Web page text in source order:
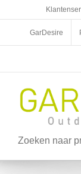
GarDesire
Zoeken naar